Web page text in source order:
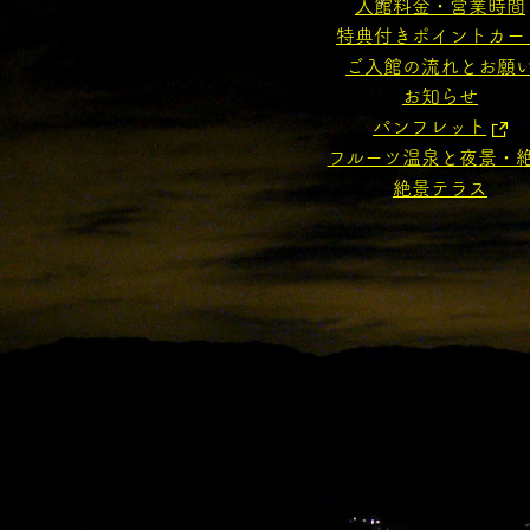
入館料金・営業時間
特典付きポイントカー
ご入館の流れとお願
お知らせ
パンフレット
フルーツ温泉と夜景・
絶景テラス